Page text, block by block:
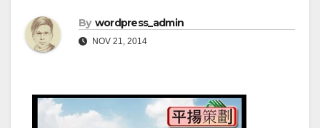
By wordpress_admin
NOV 21, 2014